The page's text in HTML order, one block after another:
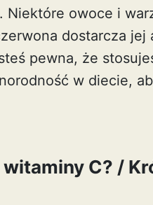
Niektóre owoce i
dostarcza
pewna, że
w diecie,
C? /